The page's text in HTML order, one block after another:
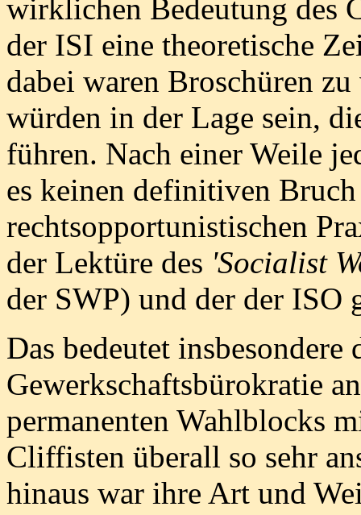
wirklichen Bedeutung des
der ISI eine theoretische
dabei waren Broschüren
würden in der Lage sein,
führen. Nach einer Weile
es keinen definitiven
rechtsopportunistischen
der Lektüre des 'Socialist
der SWP) und der der ISO
Das bedeutet insbesondere
Gewerkschaftsbürokratie
permanenten Wahlblocks
Cliffisten überall so sehr
hinaus war ihre Art und